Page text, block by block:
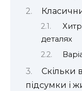
деталях
Скільки
підсумки і